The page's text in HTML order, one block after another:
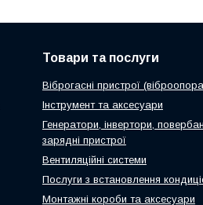
Товари та послуги
Віброгасні пристрої
Інструмент та аксесуари
Генератори, інвертори,
зарядні пристрої
Вентиляційні системи
Послуги з встановлення
Монтажні короби та аксесуари